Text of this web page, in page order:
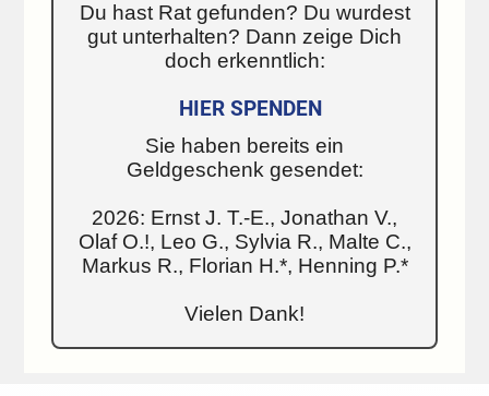
Du hast Rat gefunden? Du wurdest
gut unterhalten? Dann zeige Dich
doch erkenntlich:
HIER SPENDEN
Sie haben bereits ein
Geldgeschenk gesendet:
2026: Ernst J. T.-E., Jonathan V.,
Olaf O.!, Leo G., Sylvia R., Malte C.,
Markus R., Florian H.*, Henning P.*
Vielen Dank!